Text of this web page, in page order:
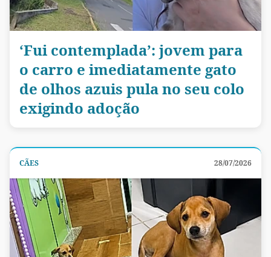
‘Fui contemplada’: jovem para
o carro e imediatamente gato
de olhos azuis pula no seu colo
exigindo adoção
CÃES 28/07/2026